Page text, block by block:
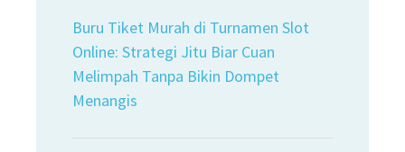
Buru Tiket Murah di Turnamen Slot
Online: Strategi Jitu Biar Cuan
Melimpah Tanpa Bikin Dompet
Menangis